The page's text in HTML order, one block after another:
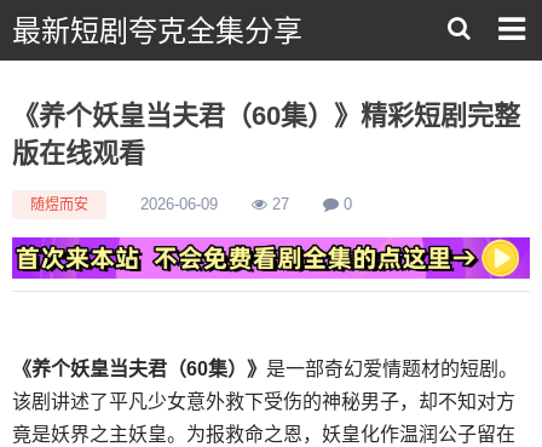
最新短剧夸克全集分享
《养个妖皇当夫君（60集）》精彩短剧完整
版在线观看
随煜而安 2026-06-09 27 0
《养个妖皇当夫君（60集）》 是一部奇幻爱情题材的短剧。
该剧讲述了平凡少女意外救下受伤的神秘男子，却不知对方
竟是妖界之主妖皇。为报救命之恩，妖皇化作温润公子留在